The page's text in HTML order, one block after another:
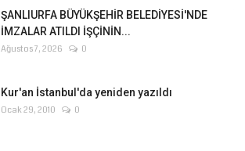
ŞANLIURFA BÜYÜKŞEHİR BELEDİYESİ'NDE
İMZALAR ATILDI İŞÇİNİN...
Ağustos 7, 2026 0
Kur'an İstanbul'da yeniden yazıldı
Ocak 29, 2010 0